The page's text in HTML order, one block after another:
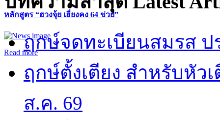
หลักสูตร “ฮวงจุ้ย เฮี่ยงคง 64 ข่วย”
Read moreฤกษ์จดทะเบียนสมรส ป
ฤกษ์ตั้งเตียง สำหรับหัว
ส.ค. 69